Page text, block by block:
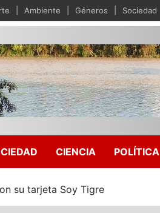
Ambiente Géneros Sociedad
CIENCIA POLÍTICA
su tarjeta Soy Tigre